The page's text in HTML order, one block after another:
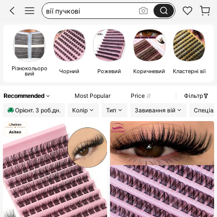
накладные ресницы
вії
Різнокольоро
вий Чорний Рожевий Коричневий Кластерні вії
Recommended Most Popular Price
Фільтр
Орiєнт. 3 роб.дн.
Колір Тип Завивання вій